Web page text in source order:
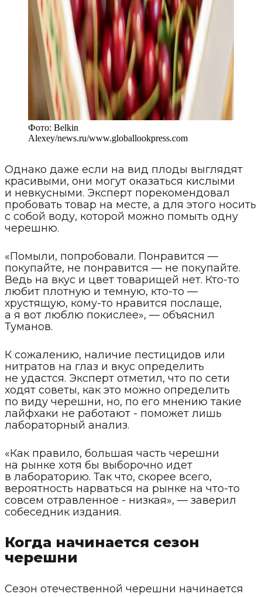
Фото: Belkin
Alexey/news.ru/www.globallookpress.com
Однако даже если на вид плоды выглядят
красивыми, они могут оказаться кислыми
и невкусными. Эксперт порекомендовал
пробовать товар на месте, а для этого носить
с собой воду, которой можно помыть одну
черешню.
«Помыли, попробовали. Понравится —
покупайте, не понравится — не покупайте.
Ведь на вкус и цвет товарищей нет. Кто-то
любит плотную и темную, кто-то —
хрустящую, кому-то нравится послаще,
а я вот люблю покислее», — объяснил
Туманов.
К сожалению, наличие пестицидов или
нитратов на глаз и вкус определить
не удастся. Эксперт отметил, что по сети
ходят советы, как это можно определить
по виду черешни, но, по его мнению такие
лайфхаки не работают - поможет лишь
лабораторный анализ.
«Как правило, большая часть черешни
на рынке хотя бы выборочно идет
в лабораторию. Так что, скорее всего,
вероятность нарваться на рынке на что-то
совсем отравленное - низкая», — заверил
собеседник издания.
Когда начинается сезон
черешни
Сезон отечественной черешни начинается